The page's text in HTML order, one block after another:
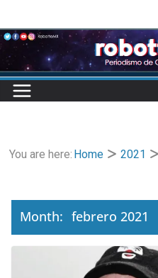
to
content
You are here: Home 2021
Month: febrero 2021